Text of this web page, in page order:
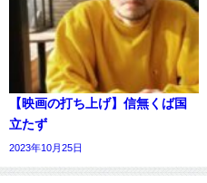
【映画の打ち上げ】信無くば国
立たず
2023年10月25日